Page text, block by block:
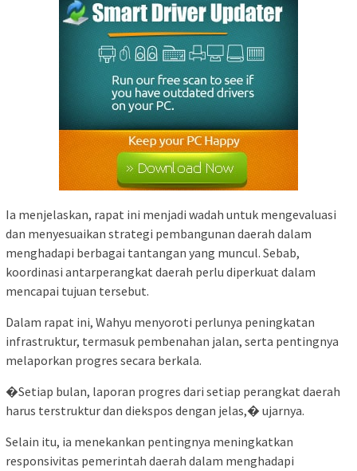
Ia menjelaskan, rapat ini menjadi wadah untuk mengevaluasi
dan menyesuaikan strategi pembangunan daerah dalam
menghadapi berbagai tantangan yang muncul. Sebab,
koordinasi antarperangkat daerah perlu diperkuat dalam
mencapai tujuan tersebut.
Dalam rapat ini, Wahyu menyoroti perlunya peningkatan
infrastruktur, termasuk pembenahan jalan, serta pentingnya
melaporkan progres secara berkala.
�Setiap bulan, laporan progres dari setiap perangkat daerah
harus terstruktur dan diekspos dengan jelas,� ujarnya.
Selain itu, ia menekankan pentingnya meningkatkan
responsivitas pemerintah daerah dalam menghadapi